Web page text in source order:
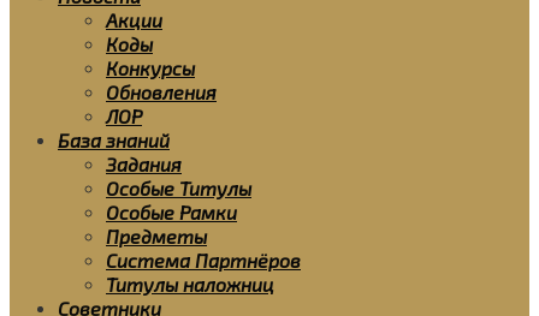
Акции
Коды
Конкурсы
Обновления
ЛОР
База знаний
Задания
Особые Титулы
Особые Рамки
Предметы
Система Партнёров
Титулы наложниц
Советники